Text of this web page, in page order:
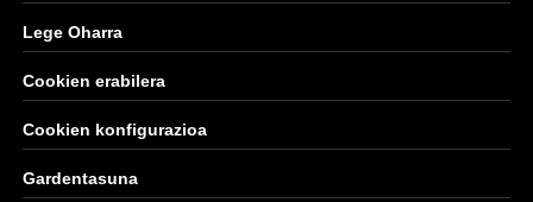
Lege Oharra
Cookien erabilera
Cookien konfigurazioa
Gardentasuna